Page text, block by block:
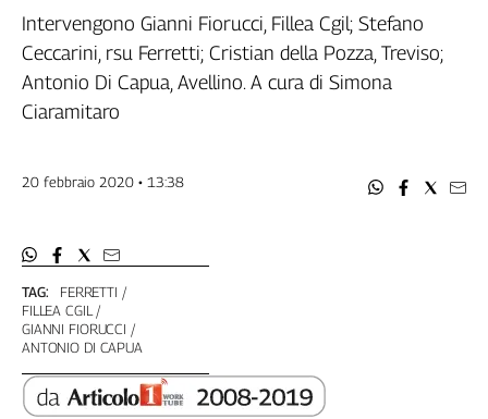
Filt
Fiom
Fisac
Flai
Spi
Inca
Caaf
Speciali
Intervengono Gianni Fiorucci, Fillea Cgil; Stefano
Ceccarini, rsu Ferretti; Cristian della Pozza, Treviso;
Antonio Di Capua, Avellino. A cura di Simona
Ciaramitaro
20 febbraio 2020 • 13:38
TAG:
FERRETTI
FILLEA CGIL
GIANNI FIORUCCI
ANTONIO DI CAPUA